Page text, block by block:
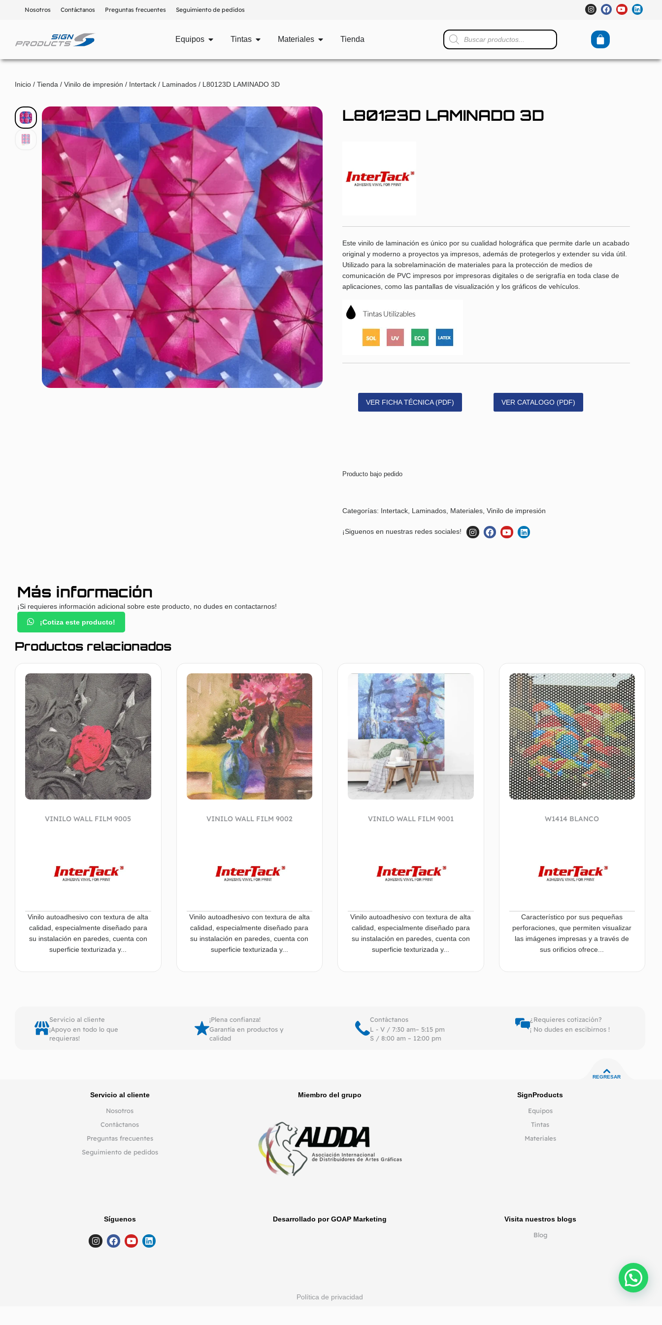
Nosotros Contáctanos Preguntas frecuentes Seguimiento de pedidos
Equipos Tintas Materiales Tienda
Inicio / Tienda / Vinilo de impresión / Intertack / Laminados / L80123D LAMINADO 3D
L80123D LAMINADO 3D
Este vinilo de laminación es único por su cualidad holográfica que permite darle un acabado
original y moderno a proyectos ya impresos, además de protegerlos y extender su vida útil.
Utilizado para la sobrelaminación de materiales para la protección de medios de
comunicación de PVC impresos por impresoras digitales o de serigrafía en toda clase de
aplicaciones, como las pantallas de visualización y los gráficos de vehículos.
VER FICHA TÉCNICA (PDF) VER CATALOGO (PDF)
Producto bajo pedido
Categorías: Intertack Laminados Materiales ,Vinilo de impresión
¡Siguenos en nuestras redes sociales!
Más información
¡Si requieres información adicional sobre este producto, no dudes en contactarnos!
¡Cotiza este producto!
Productos relacionados
VINILO WALL FILM 9005
Vinilo autoadhesivo con textura de alta
calidad, especialmente diseñado para
su instalación en paredes, cuenta con
superficie texturizada y...
VINILO WALL FILM 9002
Vinilo autoadhesivo con textura de alta
calidad, especialmente diseñado para
su instalación en paredes, cuenta con
superficie texturizada y...
VINILO WALL FILM 9001
Vinilo autoadhesivo con textura de alta
calidad, especialmente diseñado para
su instalación en paredes, cuenta con
superficie texturizada y...
W1414 BLANCO
Característico por sus pequeñas
perforaciones, que permiten visualizar
las imágenes impresas y a través de
sus orificios ofrece...
Servicio al cliente
¡Apoyo en todo lo que
requieras!
¡Plena confianza!
Garantía en productos y
calidad
Contáctanos
L - V / 7:30 am– 5:15 pm
S / 8:00 am – 12:00 pm
¿Requieres cotización?
¡ No dudes en escibirnos !
REGRESAR
Servicio al cliente
Nosotros
Contáctanos
Preguntas frecuentes
Seguimiento de pedidos
Miembro del grupo
SignProducts
Equipos
Tintas
Materiales
Síguenos Desarrollado por GOAP Marketing
Política de privacidad
Visita nuestros blogs
Blog